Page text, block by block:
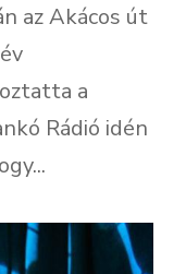
az Akácos út
a
Rádió idén